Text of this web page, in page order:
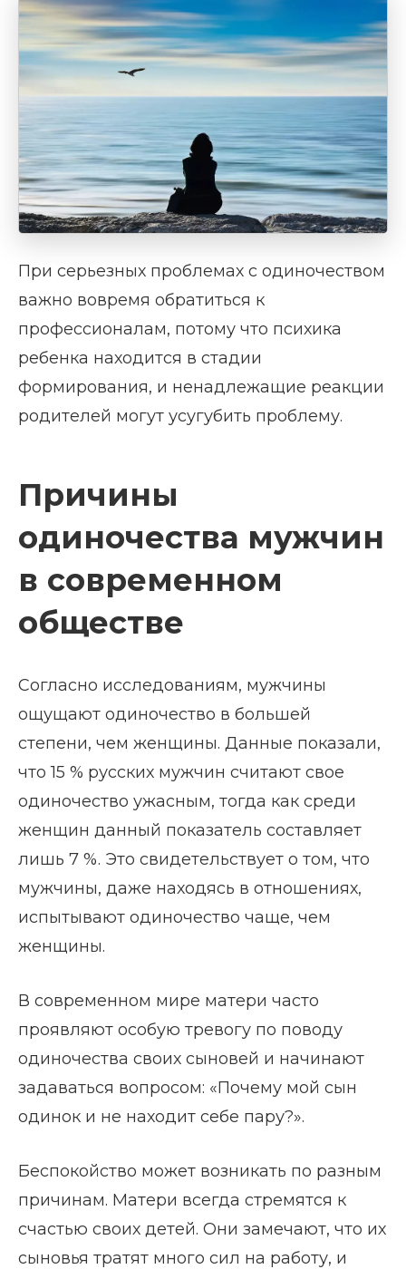
При серьезных проблемах с одиночеством
важно вовремя обратиться к
профессионалам, потому что психика
ребенка находится в стадии
формирования, и ненадлежащие реакции
родителей могут усугубить проблему.
Причины
одиночества мужчин
в современном
обществе
Согласно исследованиям, мужчины
ощущают одиночество в большей
степени, чем женщины. Данные показали,
что 15 % русских мужчин считают свое
одиночество ужасным, тогда как среди
женщин данный показатель составляет
лишь 7 %. Это свидетельствует о том, что
мужчины, даже находясь в отношениях,
испытывают одиночество чаще, чем
женщины.
В современном мире матери часто
проявляют особую тревогу по поводу
одиночества своих сыновей и начинают
задаваться вопросом: «Почему мой сын
одинок и не находит себе пару?».
Беспокойство может возникать по разным
причинам. Матери всегда стремятся к
счастью своих детей. Они замечают, что их
сыновья тратят много сил на работу, и